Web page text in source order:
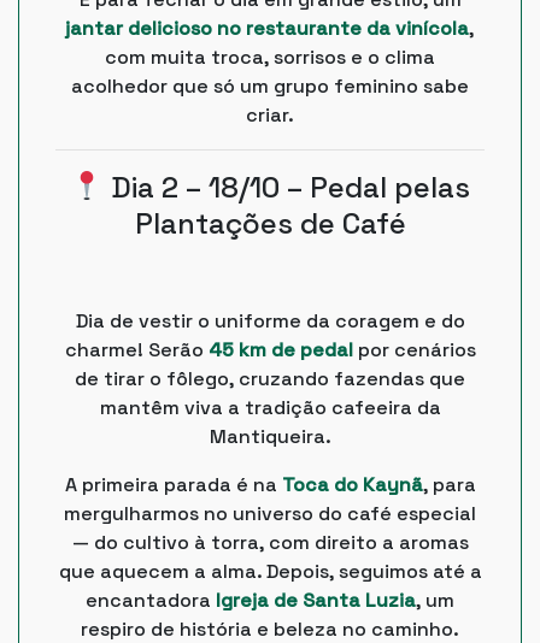
jantar delicioso no restaurante da vinícola,
com muita troca, sorrisos e o clima
acolhedor que só um grupo feminino sabe
criar.
Dia 2 – 18/10 – Pedal pelas
Plantações de Café
Dia de vestir o uniforme da coragem e do
charme! Serão 45 km de pedalpor cenários
de tirar o fôlego, cruzando fazendas que
mantêm viva a tradição cafeeira da
Mantiqueira.
A primeira parada é na Toca do Kaynã, para
mergulharmos no universo do café especial
— do cultivo à torra, com direito a aromas
que aquecem a alma. Depois, seguimos até a
encantadora Igreja de Santa Luzia, um
respiro de história e beleza no caminho.